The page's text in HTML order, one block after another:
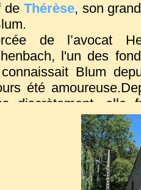
de Thérèse, son
de l’avocat
l'un des
Blum
été
discrètement, elle
à la rédaction
elle refusa de
avant de
Jusqu’à la mort